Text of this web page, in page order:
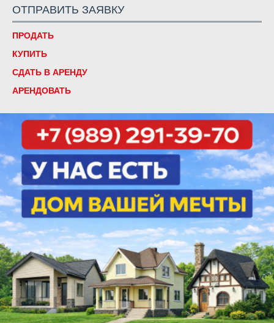
ОТПРАВИТЬ ЗАЯВКУ
ПРОДАТЬ
КУПИТЬ
СДАТЬ В АРЕНДУ
АРЕНДОВАТЬ